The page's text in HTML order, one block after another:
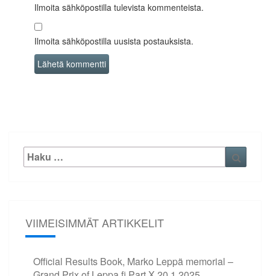
Ilmoita sähköpostilla tulevista kommenteista.
Ilmoita sähköpostilla uusista postauksista.
Etsi:
VIIMEISIMMÄT ARTIKKELIT
Official Results Book, Marko Leppä memorial –